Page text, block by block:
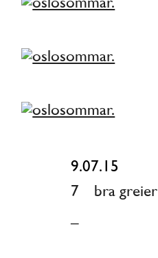
9.07.15
7
bra greier